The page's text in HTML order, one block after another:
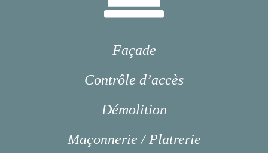
Façade
Contrôle d’accès
Démolition
Maçonnerie / Platrerie